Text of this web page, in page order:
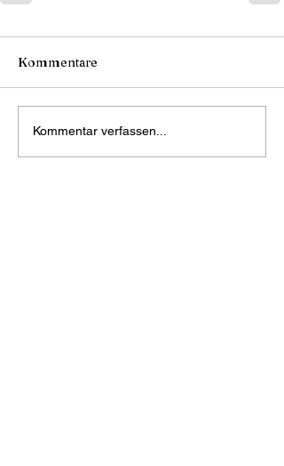
Kommentare
Kommentar verfassen...